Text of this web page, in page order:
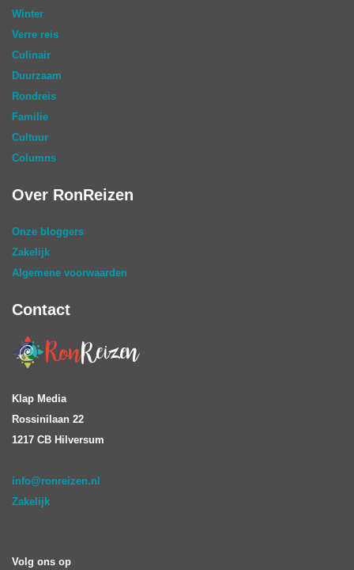
Winter
Verre reis
Culinair
Duurzaam
Rondreis
Familie
Cultuur
Columns
Over RonReizen
Onze bloggers
Zakelijk
Algemene voorwaarden
Contact
Klap Media
Rossinilaan 22
1217 CB Hilversum
info@ronreizen.nl
Zakelijk
Volg ons op